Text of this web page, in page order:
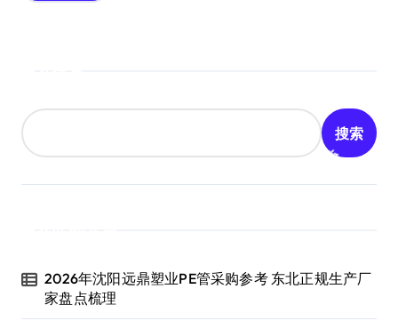
搜索
2026年沈阳远鼎塑业PE管采购参考 东北正规生产厂
家盘点梳理